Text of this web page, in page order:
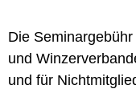
Die
und
und für